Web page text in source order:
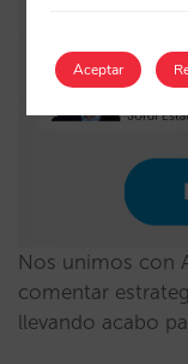
Nos unimos con
comentar
llevando acabo
Aceptar